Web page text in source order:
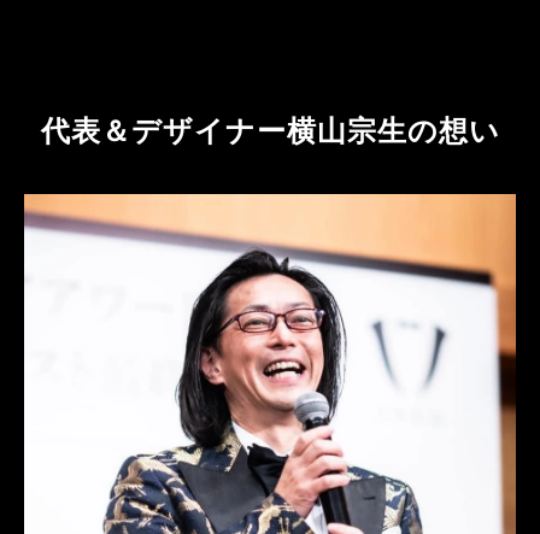
代表＆デザイナー横山宗生の想い